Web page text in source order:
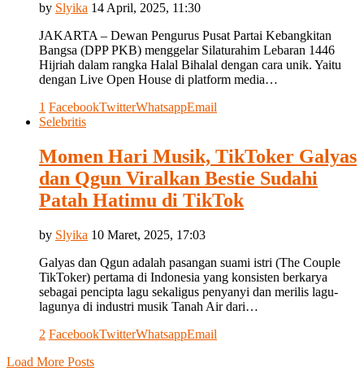
by Slyika 14 April, 2025, 11:30
JAKARTA – Dewan Pengurus Pusat Partai Kebangkitan
Bangsa (DPP PKB) menggelar Silaturahim Lebaran 1446
Hijriah dalam rangka Halal Bihalal dengan cara unik. Yaitu
dengan Live Open House di platform media…
1 FacebookTwitterWhatsappEmail
Selebritis
Momen Hari Musik, TikToker Galyas
dan Qgun Viralkan Bestie Sudahi
Patah Hatimu di TikTok
by Slyika 10 Maret, 2025, 17:03
Galyas dan Qgun adalah pasangan suami istri (The Couple
TikToker) pertama di Indonesia yang konsisten berkarya
sebagai pencipta lagu sekaligus penyanyi dan merilis lagu-
lagunya di industri musik Tanah Air dari…
2 FacebookTwitterWhatsappEmail
Load More Posts